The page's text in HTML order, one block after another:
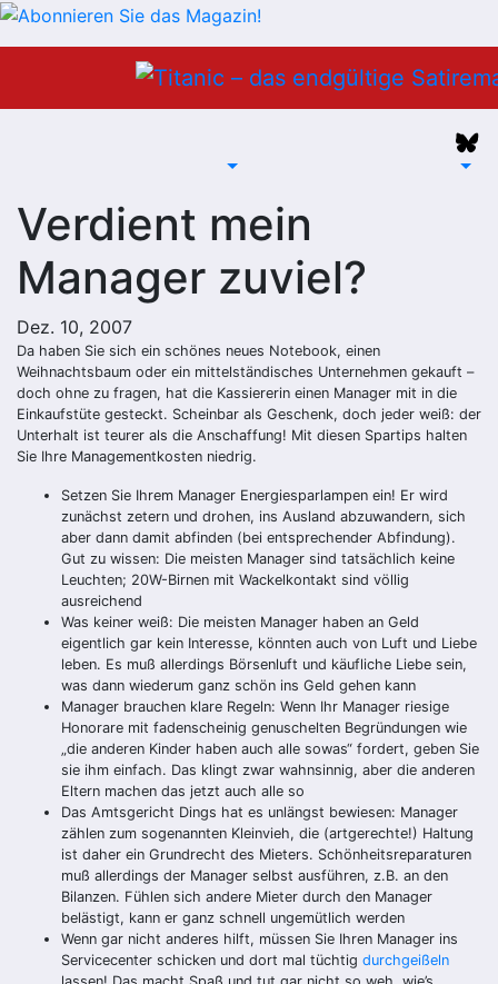
Verdient mein
Manager zuviel?
Dez. 10, 2007
Da haben Sie sich ein schönes neues Notebook, einen
Weihnachtsbaum oder ein mittelständisches Unternehmen gekauft –
doch ohne zu fragen, hat die Kassiererin einen Manager mit in die
Einkaufstüte gesteckt. Scheinbar als Geschenk, doch jeder weiß: der
Unterhalt ist teurer als die Anschaffung! Mit diesen Spartips halten
Sie Ihre Managementkosten niedrig.
Setzen Sie Ihrem Manager Energiesparlampen ein! Er wird
zunächst zetern und drohen, ins Ausland abzuwandern, sich
aber dann damit abfinden (bei entsprechender Abfindung).
Gut zu wissen: Die meisten Manager sind tatsächlich keine
Leuchten; 20W-Birnen mit Wackelkontakt sind völlig
ausreichend
Was keiner weiß: Die meisten Manager haben an Geld
eigentlich gar kein Interesse, könnten auch von Luft und Liebe
leben. Es muß allerdings Börsenluft und käufliche Liebe sein,
was dann wiederum ganz schön ins Geld gehen kann
Manager brauchen klare Regeln: Wenn Ihr Manager riesige
Honorare mit fadenscheinig genuschelten Begründungen wie
„die anderen Kinder haben auch alle sowas“ fordert, geben Sie
sie ihm einfach. Das klingt zwar wahnsinnig, aber die anderen
Eltern machen das jetzt auch alle so
Das Amtsgericht Dings hat es unlängst bewiesen: Manager
zählen zum sogenannten Kleinvieh, die (artgerechte!) Haltung
ist daher ein Grundrecht des Mieters. Schönheitsreparaturen
muß allerdings der Manager selbst ausführen, z.B. an den
Bilanzen. Fühlen sich andere Mieter durch den Manager
belästigt, kann er ganz schnell ungemütlich werden
Wenn gar nicht anderes hilft, müssen Sie Ihren Manager ins
Servicecenter schicken und dort mal tüchtig durchgeißeln